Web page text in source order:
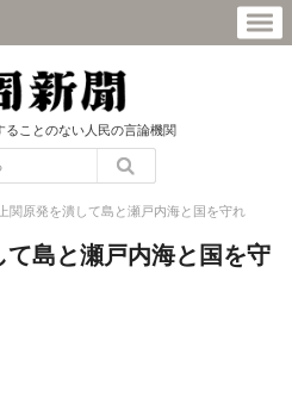
ることのない人民の言論機関
原発を潰して島と瀬戸内海と国を守れ
島と瀬戸内海と国を守